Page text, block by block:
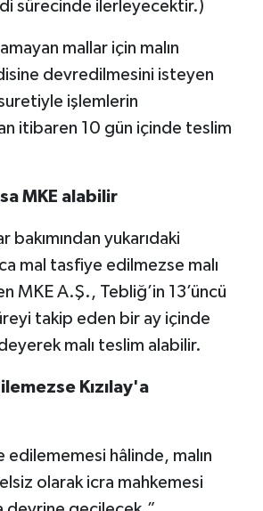
sürecinde ilerleyecektir.)
mallar için malın
devredilmesini isteyen
işlemlerin
itibaren 10 gün içinde teslim
MKE alabilir
bakımından yukarıdaki
mal tasfiye edilmezse malı
MKE A.Ş., Tebliğ’in 13’üncü
takip eden bir ay içinde
malı teslim alabilir.
Kızılay'a
edilememesi hâlinde, malın
olarak icra mahkemesi